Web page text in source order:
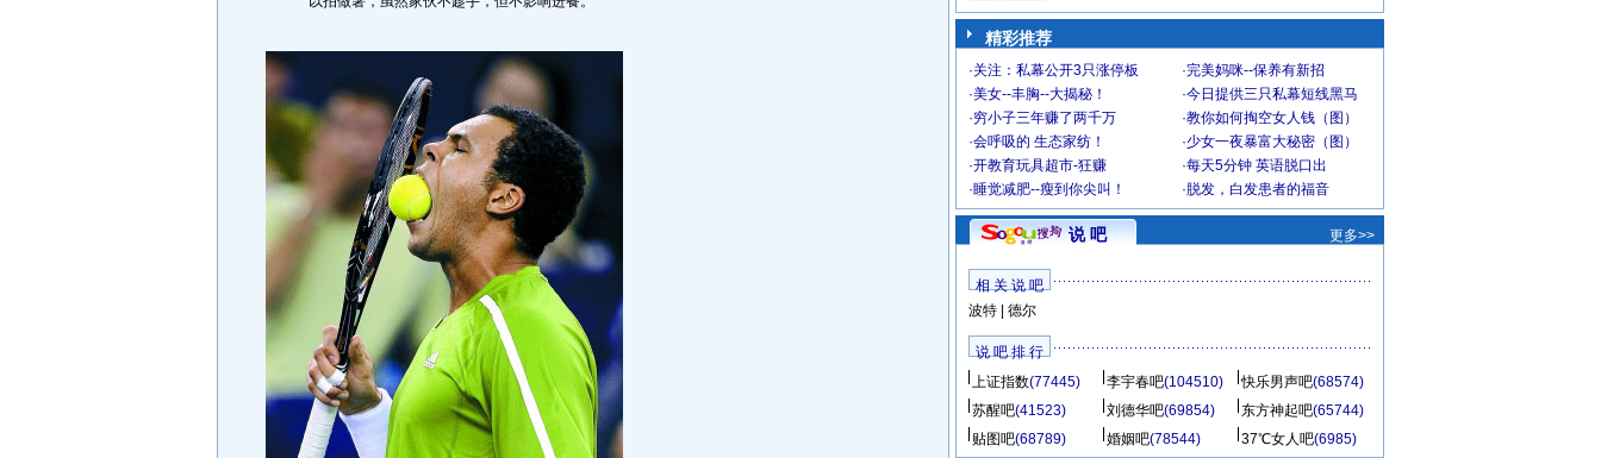
精彩推荐
·关注：私幕公开3只涨停板 ·完美妈咪--保养有新招
·美女--丰胸--大揭秘！ ·今日提供三只私幕短线黑马
·穷小子三年赚了两千万 ·教你如何掏空女人钱（图）
·会呼吸的 生态家纺！ ·少女一夜暴富大秘密（图）
·开教育玩具超市-狂赚 ·每天5分钟 英语脱口出
·睡觉减肥--瘦到你尖叫！ · 脱发，白发患者的福音
说 吧 更多>>
相 关 说 吧
波特| 德尔
说 吧 排 行
上证指数(77445) 李宇春吧(104510) 快乐男声吧(68574)
苏醒吧(41523) 刘德华吧(69854) 东方神起吧(65744)
贴图吧(68789) 婚姻吧(78544) 37℃女人吧(6985)